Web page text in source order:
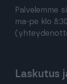
Palvelemme
ma-pe klo
Laskutus